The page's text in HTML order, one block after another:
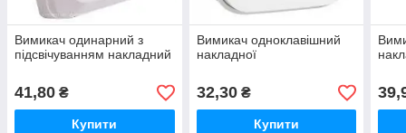
Вимикач одинарний з
підсвічуванням накладний
41,80 ₴
Купити
Вимикач одноклавішний
накладної
32,30₴
Купити